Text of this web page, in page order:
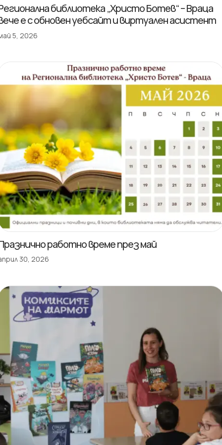
библиотека „Христо Ботев“ – Враца
е с обновен уебсайт и виртуален асистент
5, 2026
работно време през май
30, 2026